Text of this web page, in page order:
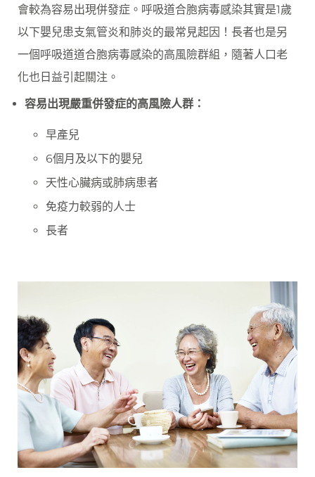
會較為容易出現併發症。呼吸道合胞病毒感染其實是1歲
以下嬰兒患支氣管炎和肺炎的最常見起因！長者也是另
一個呼吸道道合胞病毒感染的高風險群組，隨著人口老
化也日益引起關注。
容易出現嚴重併發症的高風險人群：
早產兒
6個月及以下的嬰兒
天性心臟病或肺病患者
免疫力較弱的人士
長者